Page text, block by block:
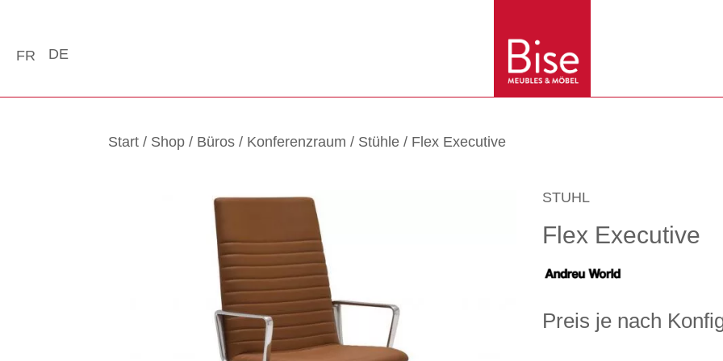
FR DE
Start / Shop / Büros / Konferenzraum / Stühle / Flex Executive
STUHL
Flex Executive
Preis je nach